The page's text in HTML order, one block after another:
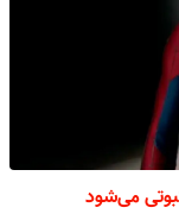
می‌شود